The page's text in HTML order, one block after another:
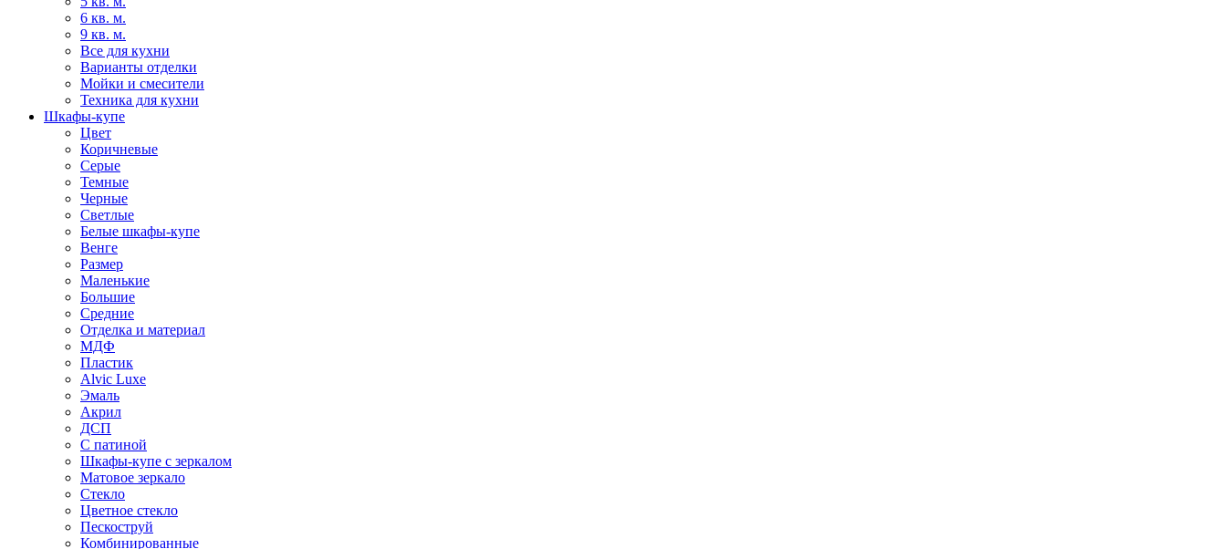
6 кв. м.
9 кв. м.
Все для кухни
Варианты отделки
Мойки и смесители
Техника для кухни
Шкафы-купе
Цвет
Коричневые
Серые
Темные
Черные
Светлые
Белые шкафы-купе
Венге
Размер
Маленькие
Большие
Средние
Отделка и материал
МДФ
Пластик
Alvic Luxe
Эмаль
Акрил
ДСП
С патиной
Шкафы-купе с зеркалом
Матовое зеркало
Стекло
Цветное стекло
Пескоструй
Комбинированные